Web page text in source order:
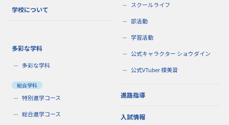
学校について
多彩な学科
多彩な学科
総合学科
特別進学コース
総合進学コース
スクールライフ
部活動
学習活動
公式キャラクター ショウダイン
公式VTuber 楪美音
進路指導
入試情報